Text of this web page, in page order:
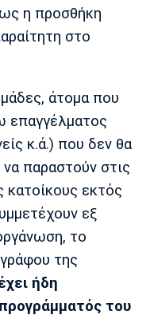
η προσθήκη
στο
άτομα που
επαγγέλματος
κ.ά.) που δεν θα
παραστούν στις
κατοίκους εκτός
εξ
το
της
ήδη
του